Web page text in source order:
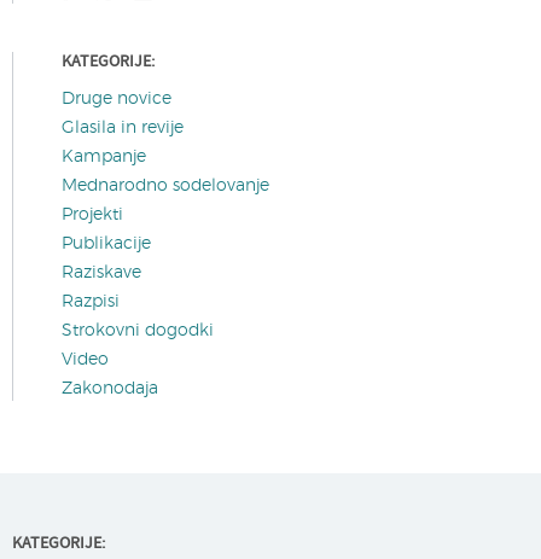
KATEGORIJE:
Druge novice
Glasila in revije
Kampanje
Mednarodno sodelovanje
Projekti
Publikacije
Raziskave
Razpisi
Strokovni dogodki
Video
Zakonodaja
KATEGORIJE: